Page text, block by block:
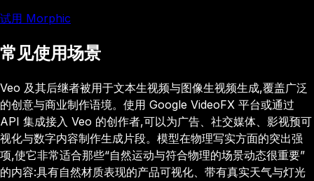
试用 Morphic
常见使用场景
Veo 及其后继者被用于文本生视频与图像生视频生成,覆盖广泛
的创意与商业制作语境。使用 Google VideoFX 平台或通过
API 集成接入 Veo 的创作者,可以为广告、社交媒体、影视预可
视化与数字内容制作生成片段。模型在物理写实方面的突出强
项,使它非常适合那些“自然运动与符合物理的场景动态很重要”
的内容:具有自然材质表现的产品可视化、带有真实天气与灯光